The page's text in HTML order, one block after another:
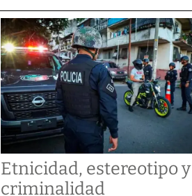
Etnicidad, estereotipo y
criminalidad